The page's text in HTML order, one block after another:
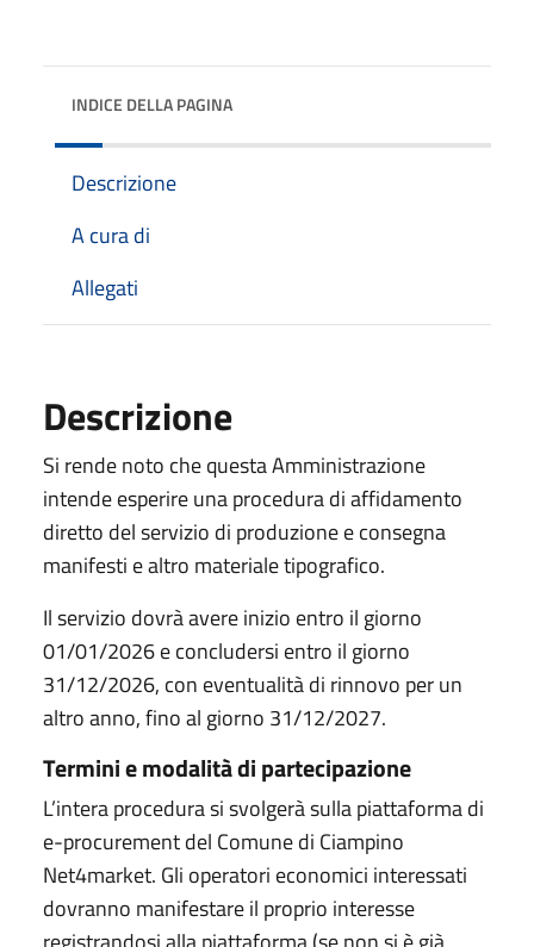
INDICE DELLA PAGINA
Descrizione
A cura di
Allegati
Descrizione
Si rende noto che questa Amministrazione
intende esperire una procedura di affidamento
diretto del servizio di produzione e consegna
manifesti e altro materiale tipografico.
Il servizio dovrà avere inizio entro il giorno
01/01/2026 e concludersi entro il giorno
31/12/2026, con eventualità di rinnovo per un
altro anno, fino al giorno 31/12/2027.
Termini e modalità di partecipazione
L’intera procedura si svolgerà sulla piattaforma di
e-procurement del Comune di Ciampino
Net4market. Gli operatori economici interessati
dovranno manifestare il proprio interesse